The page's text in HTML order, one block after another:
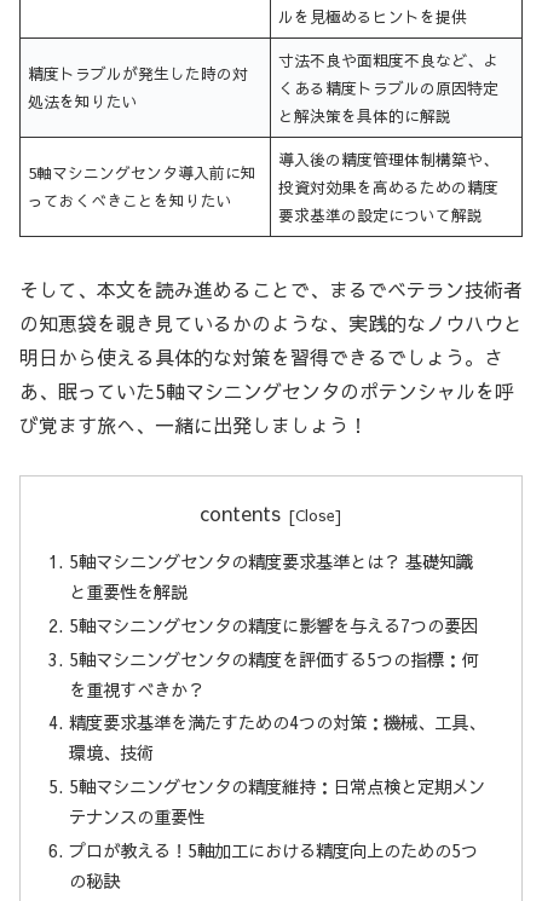
ルを見極めるヒントを提供
精度トラブルが発生した時の対
処法を知りたい
寸法不良や面粗度不良など、よ
くある精度トラブルの原因特定
と解決策を具体的に解説
5軸マシニングセンタ導入前に知
っておくべきことを知りたい
導入後の精度管理体制構築や、
投資対効果を高めるための精度
要求基準の設定について解説
そして、本文を読み進めることで、まるでベテラン技術者
の知恵袋を覗き見ているかのような、実践的なノウハウと
明日から使える具体的な対策を習得できるでしょう。さ
あ、眠っていた5軸マシニングセンタのポテンシャルを呼
び覚ます旅へ、一緒に出発しましょう！
contents
5軸マシニングセンタの精度要求基準とは？ 基礎知識
と重要性を解説
5軸マシニングセンタの精度に影響を与える7つの要因
5軸マシニングセンタの精度を評価する5つの指標：何
を重視すべきか？
精度要求基準を満たすための4つの対策：機械、工具、
環境、技術
5軸マシニングセンタの精度維持：日常点検と定期メン
テナンスの重要性
プロが教える！5軸加工における精度向上のための5つ
の秘訣